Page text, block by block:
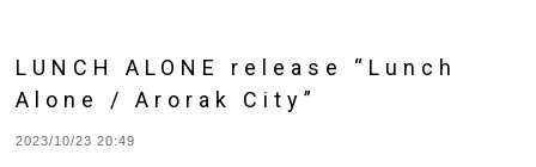
LUNCH ALONE release “Lunch
Alone / Arorak City”
2023/10/23 20:49